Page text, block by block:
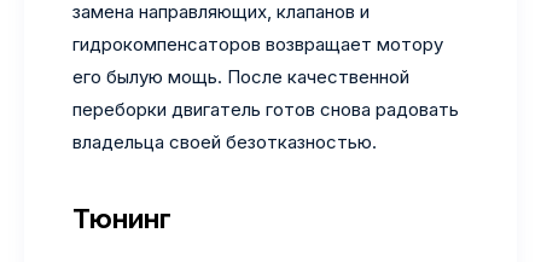
замена направляющих, клапанов и
гидрокомпенсаторов возвращает мотору
его былую мощь. После качественной
переборки двигатель готов снова радовать
владельца своей безотказностью.
Тюнинг